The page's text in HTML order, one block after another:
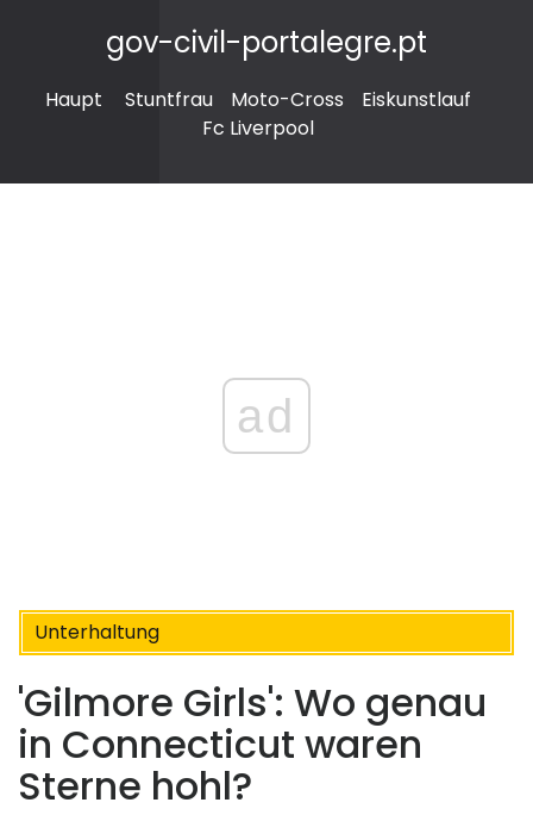
gov-civil-portalegre.pt
Haupt Stuntfrau Moto-Cross
Eiskunstlauf
Fc Liverpool
ad
Unterhaltung
'Gilmore Girls': Wo genau
in Connecticut waren
Sterne hohl?